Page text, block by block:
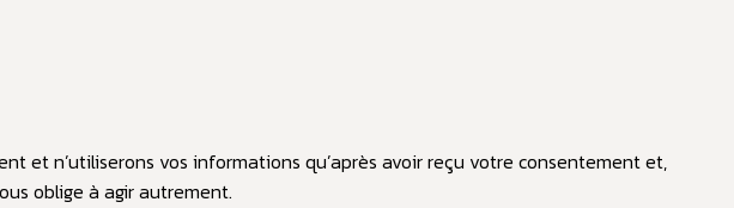
et n’utiliserons vos informations qu’après avoir reçu votre consentement et,
oblige à agir autrement.